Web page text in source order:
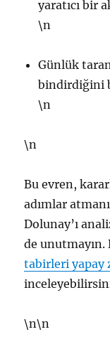
yaratıcı bir
\n
Günlük
bindirdiğini
\n
\n
Bu evren,
adımlar
Dolunay’ı
de
tabirleri yapay
\n\n